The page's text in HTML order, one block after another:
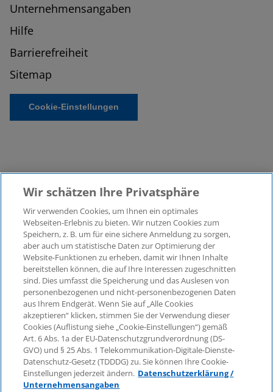
Unternehmensangaben
Hilfe
Barrierefreiheit
Sitemap
Cookie-Einstellungen
©2026 KPMG Law Rechtsanwaltsgesellschaft mbH,
assoziiert mit der KPMG AG
Wirtschaftsprüfungsgesellschaft, einer
Aktiengesellschaft nach deutschem Recht und ein
Mitglied der globalen KPMG-Organisation
unabhängiger Mitgliedsfirmen, die KPMG International
Limited, einer Private English Company Limited by
Guarantee, angeschlossen sind. Alle Rechte
vorbehalten. Für weitere Einzelheiten über die Struktur
der globalen Organisation von KPMG besuchen Sie
bittehttps://home.kpmg/governance.
KPMG International erbringt keine Dienstleistungen für
Wir schätzen Ihre Privatsphäre
Wir verwenden Cookies, um Ihnen ein optimales
Webseiten-Erlebnis zu bieten. Wir nutzen Cookies zum
Speichern, z. B. um für eine sichere Anmeldung zu sorgen,
aber auch um statistische Daten zur Optimierung der
Website-Funktionen zu erheben, damit wir Ihnen Inhalte
bereitstellen können, die auf Ihre Interessen zugeschnitten
sind. Dies umfasst die Speicherung und das Auslesen von
personenbezogenen und nicht-personenbezogenen Daten
aus Ihrem Endgerät. Wenn Sie auf „Alle Cookies
akzeptieren“ klicken, stimmen Sie der Verwendung dieser
Cookies (Auflistung siehe „Cookie-Einstellungen“) gemäß
Art. 6 Abs. 1a der EU-Datenschutzgrundverordnung (DS-
GVO) und § 25 Abs. 1 Telekommunikation-Digitale-Dienste-
Datenschutz-Gesetz (TDDDG) zu. Sie können Ihre Cookie-
Einstellungen jederzeit ändern. Datenschutzerklärung /
Unternehmensangaben